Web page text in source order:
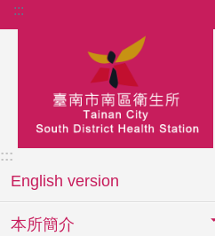
跳到主要內容區塊
:::
:::
English version
本所簡介